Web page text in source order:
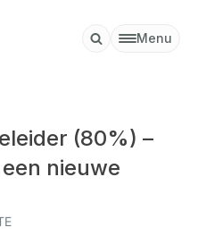
Menu
(80%) –
nieuwe